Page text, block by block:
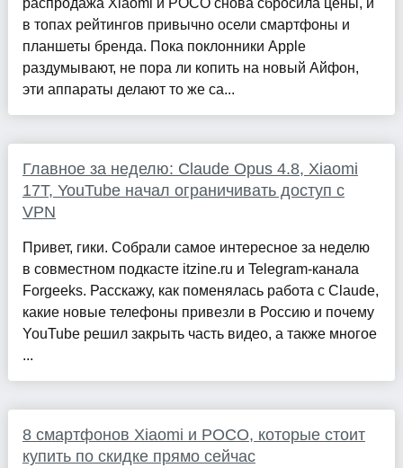
распродажа Xiaomi и POCO снова сбросила цены, и
в топах рейтингов привычно осели смартфоны и
планшеты бренда. Пока поклонники Apple
раздумывают, не пора ли копить на новый Айфон,
эти аппараты делают то же са...
Главное за неделю: Claude Opus 4.8, Xiaomi
17T, YouTube начал ограничивать доступ с
VPN
Привет, гики. Собрали самое интересное за неделю
в совместном подкасте itzine.ru и Telegram-канала
Forgeeks. Расскажу, как поменялась работа с Claude,
какие новые телефоны привезли в Россию и почему
YouTube решил закрыть часть видео, а также многое
...
8 смартфонов Xiaomi и POCO, которые стоит
купить по скидке прямо сейчас